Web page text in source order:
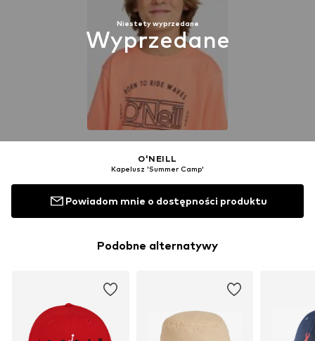
Niestety wyprzedane
Wyprzedane
O'NEILL
Kapelusz 'Summer Camp'
Powiadom mnie o dostępności produktu
Podobne alternatywy